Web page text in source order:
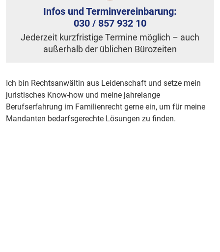
Infos und Terminvereinbarung:
030 / 857 932 10
Jederzeit kurzfristige Termine möglich – auch
außerhalb der üblichen Bürozeiten
Ich bin Rechtsanwältin aus Leidenschaft und setze mein
juristisches Know-how und meine jahrelange
Berufserfahrung im Familienrecht gerne ein, um für meine
Mandanten bedarfsgerechte Lösungen zu finden.